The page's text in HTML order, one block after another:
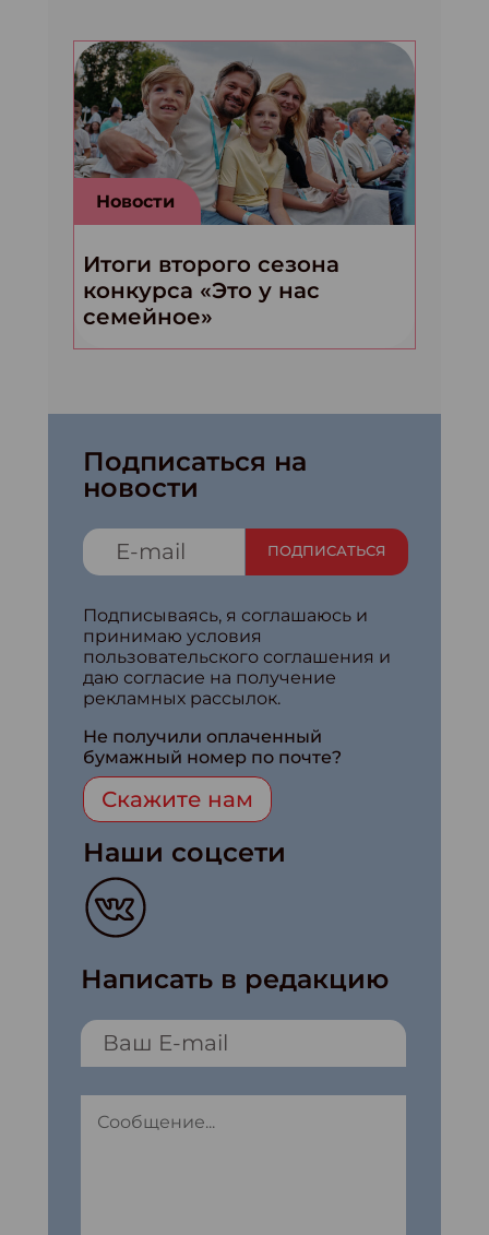
Новости
Итоги второго сезона
конкурса «Это у нас
семейное»
Подписаться на
новости
ПОДПИСАТЬСЯ
Подписываясь, я соглашаюсь и
принимаю условия
пользовательского соглашения и
даю согласие на получение
рекламных рассылок.
Не получили оплаченный
бумажный номер по почте?
Скажите нам
Наши соцсети
Написать в редакцию